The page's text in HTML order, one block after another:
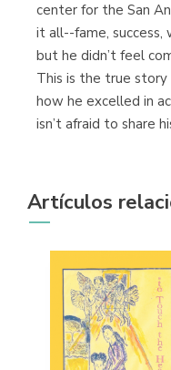
center for the San
it all--fame,
but he didn’t feel
This is the true story
how he excelled in
isn’t afraid to share
Artículos